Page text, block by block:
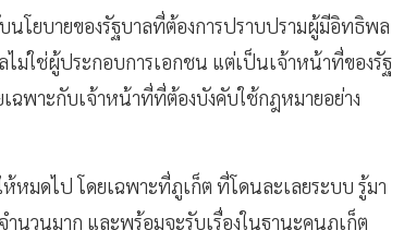
นโยบายของรัฐบาลที่ต้องการปราบปรามผู้มีอิทธิพล
ไม่ใช่ผู้ประกอบการเอกชน แต่เป็นเจ้าหน้าที่ของรัฐ
ฉพาะกับเจ้าหน้าที่ที่ต้องบังคับใช้กฎหมายอย่าง
หมดไป โดยเฉพาะที่ภูเก็ต ที่โดนละเลยระบบ รู้มา
วนมาก และพร้อมจะรับเรื่องในฐานะคนภูเก็ต